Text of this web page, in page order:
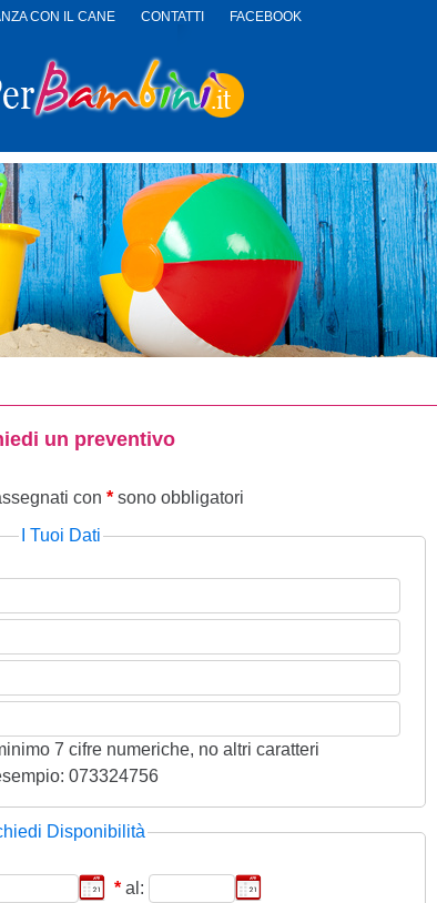
CON IL CANE CONTATTI
FACEBOOK
PER
BAMBINI
un preventivo
con * sono obbligatori
I Tuoi Dati
7 cifre numeriche, no altri caratteri
073324756
Disponibilità
* al: